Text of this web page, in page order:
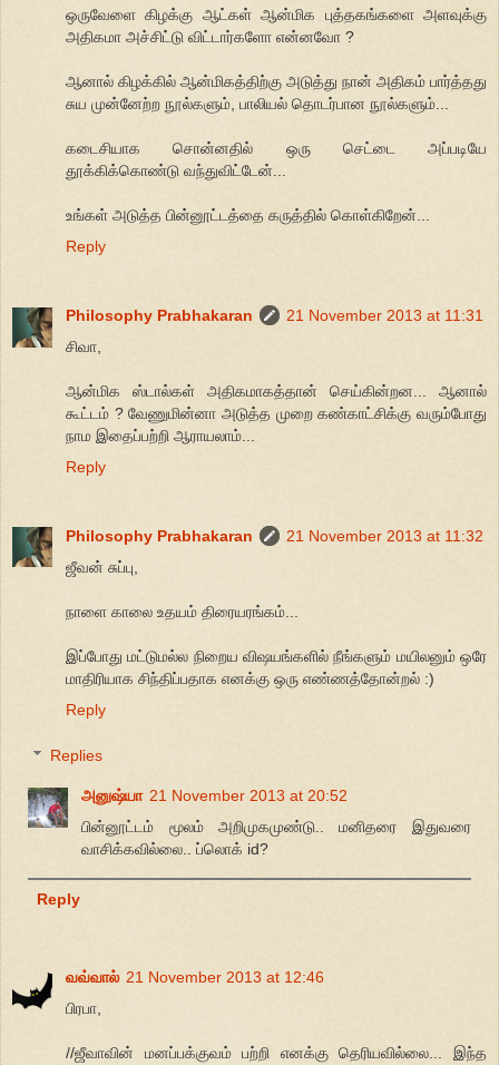
ஒருவேளை கிழக்கு ஆட்கள் ஆன்மிக புத்தகங்களை அளவுக்கு
அதிகமா அச்சிட்டு விட்டார்களோ என்னவோ ?
ஆனால் கிழக்கில் ஆன்மிகத்திற்கு அடுத்து நான் அதிகம் பார்த்தது
சுய முன்னேற்ற நூல்களும், பாலியல் தொடர்பான நூல்களும்...
கடைசியாக சொன்னதில் ஒரு செட்டை அப்படியே
தூக்கிக்கொண்டு வந்துவிட்டேன்...
உங்கள் அடுத்த பின்னூட்டத்தை கருத்தில் கொள்கிறேன்...
Reply
Philosophy Prabhakaran
21 November 2013 at 11:31
சிவா,
ஆன்மிக ஸ்டால்கள் அதிகமாகத்தான் செய்கின்றன... ஆனால்
கூட்டம் ? வேணுமின்னா அடுத்த முறை கண்காட்சிக்கு வரும்போது
நாம இதைப்பற்றி ஆராயலாம்...
Reply
Philosophy Prabhakaran
21 November 2013 at 11:32
ஜீவன் சுப்பு,
நாளை காலை உதயம் திரையரங்கம்...
இப்போது மட்டுமல்ல நிறைய விஷயங்களில் நீங்களும் மயிலனும் ஒரே
மாதிரியாக சிந்திப்பதாக எனக்கு ஒரு எண்ணத்தோன்றல் :)
Reply
Replies
அனுஷ்யா 21 November 2013 at 20:52
பின்னூட்டம் மூலம் அறிமுகமுண்டு.. மனிதரை இதுவரை
வாசிக்கவில்லை.. ப்லொக் id?
Reply
வவ்வால் 21 November 2013 at 12:46
பிரபா,
//ஜீவாவின் மனப்பக்குவம் பற்றி எனக்கு தெரியவில்லை... இந்த